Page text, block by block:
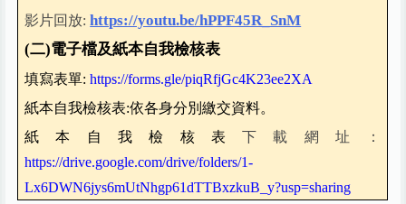
影片回放:https://youtu.be/hPPF45R_SnM
(二)電子檔及紙本自我檢核表
填寫表單: https://forms.gle/piqRfjGc4K23ee2XA
紙本自我檢核表:依各身分別繳交資料。
紙本自我檢核表下載網址：
https://drive.google.com/drive/folders/1-
Lx6DWN6jys6mUtNhgp61dTTBxzkuB_y?usp=sharing